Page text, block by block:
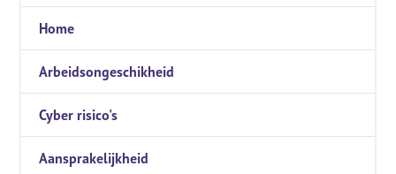
Home
Arbeidsongeschikheid
Cyber risico's
Aansprakelijkheid